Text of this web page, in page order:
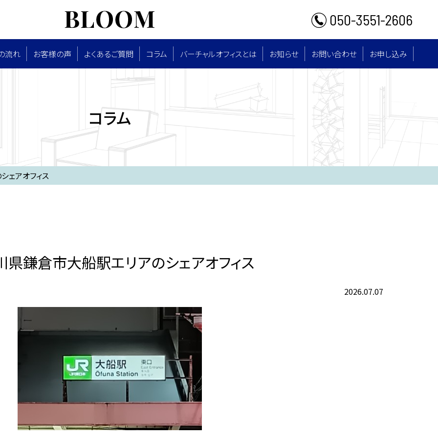
050-3551-2606
流れ お客様の声 よくあるご質問 コラム バーチャルオフィスとは お知らせ お問い合わせ お申し込み
コラム
ェアオフィス
県鎌倉市大船駅エリアのシェアオフィス
2026.07.07